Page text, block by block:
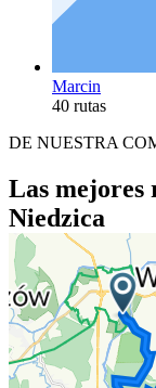
Marcin
40 rutas
DE NUESTRA
Las mejores
Niedzica